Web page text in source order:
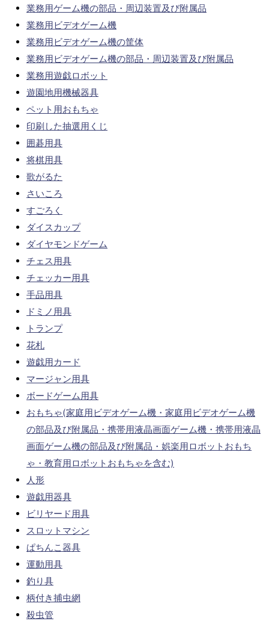
業務用ゲーム機の部品・周辺装置及び附属品
業務用ビデオゲーム機
業務用ビデオゲーム機の筐体
業務用ビデオゲーム機の部品・周辺装置及び附属品
業務用遊戯ロボット
遊園地用機械器具
ペット用おもちゃ
印刷した抽選用くじ
囲碁用具
将棋用具
歌がるた
さいころ
すごろく
ダイスカップ
ダイヤモンドゲーム
チェス用具
チェッカー用具
手品用具
ドミノ用具
トランプ
花札
遊戯用カード
マージャン用具
ボードゲーム用具
おもちゃ(家庭用ビデオゲーム機・家庭用ビデオゲーム機
の部品及び附属品・携帯用液晶画面ゲーム機・携帯用液晶
画面ゲーム機の部品及び附属品・娯楽用ロボットおもち
ゃ・教育用ロボットおもちゃを含む)
人形
遊戯用器具
ビリヤード用具
スロットマシン
ぱちんこ器具
運動用具
釣り具
柄付き捕虫網
殺虫管